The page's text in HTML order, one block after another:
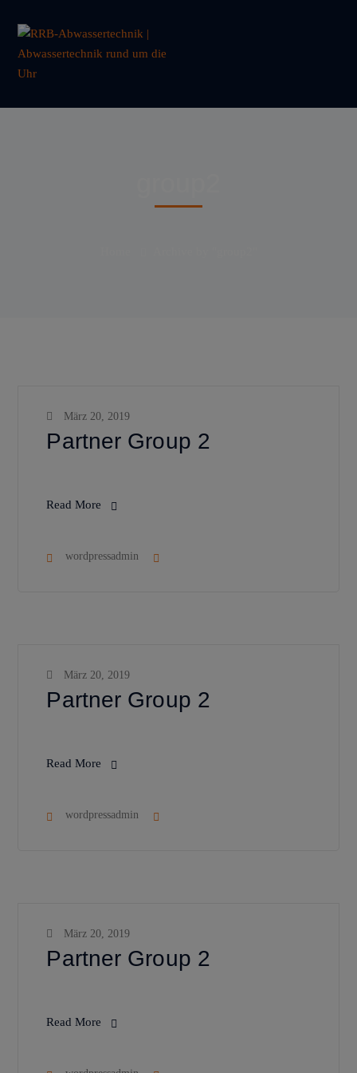
März 20, 2019
Partner Group 2
Read More
wordpressadmin
März 20, 2019
Partner Group 2
Read More
wordpressadmin
März 20, 2019
Partner Group 2
Read More